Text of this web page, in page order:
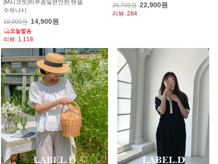
[M시크릿]하루종일편안한 텐셀
수유나시
18,000원 14,900원
리뷰: 1,118
26,700원 22,900원
리뷰: 284